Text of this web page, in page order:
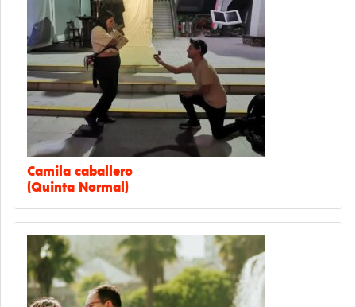
Camila caballero
(Quinta Normal)